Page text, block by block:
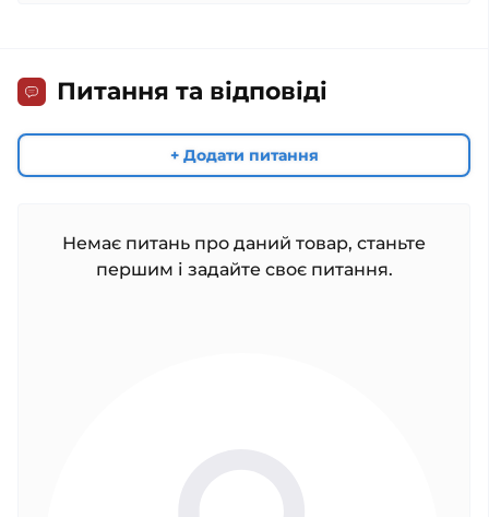
Питання та відповіді
+ Додати питання
Немає питань про даний товар, станьте
першим і задайте своє питання.